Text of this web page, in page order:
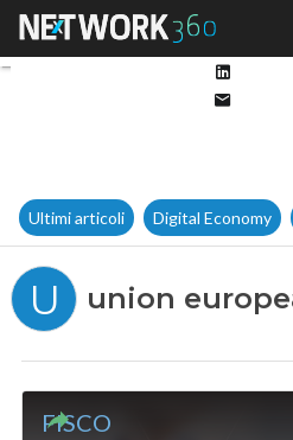
Ultimi articoli Digital Economy
U union
FISCO